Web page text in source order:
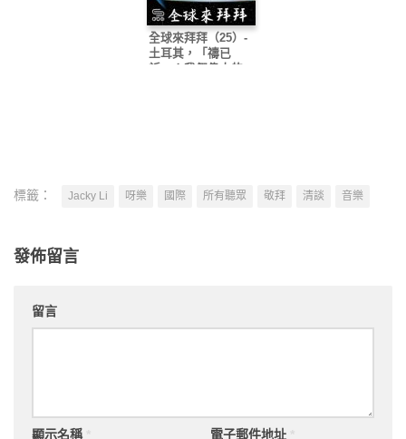
全球來拜拜（25）-
土耳其，「禱已
祈」！我們偉大的
標籤： Jacky Li 呀樂 國際 所有聽眾 敬拜 清談 音樂
發佈留言
留言
顯示名稱 電子郵件地址